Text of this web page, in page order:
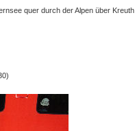
quer durch der Alpen über Kreuth